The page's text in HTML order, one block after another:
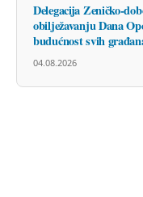
Delegacija Zeničko-
obilježavanju Dana
budućnost svih
04.08.2026